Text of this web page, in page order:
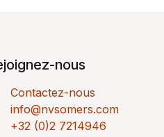
nous
Contactez-nous
info@nvsomers.com
+32 (0)2 7214946